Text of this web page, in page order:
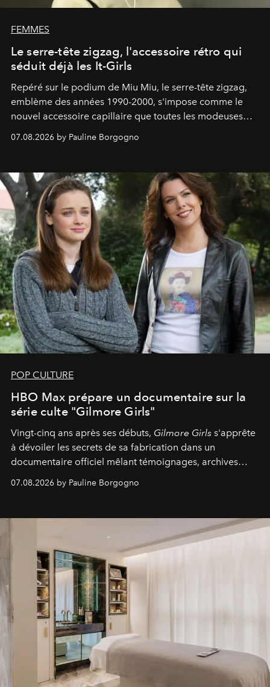
FEMMES
Le serre-tête zigzag, l'accessoire rétro qui
séduit déjà les It-Girls
Repéré sur le podium de Miu Miu, le serre-tête zigzag,
emblème des années 1990-2000, s'impose comme le
nouvel accessoire capillaire que toutes les modeuses
07.08.2026 by Pauline Borgogno
POP CULTURE
HBO Max prépare un documentaire sur la
série culte "Gilmore Girls"
Vingt-cinq ans après ses débuts, Gilmore Girls s'apprête
à dévoiler les secrets de sa fabrication dans un
documentaire officiel mêlant témoignages, archives
générationnel.
07.08.2026 by Pauline Borgogno